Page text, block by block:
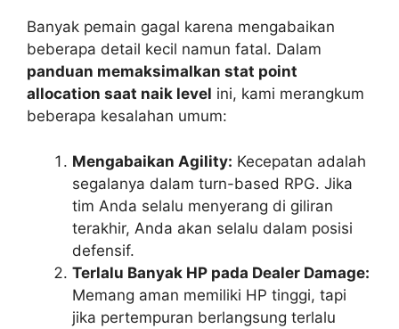
Banyak pemain gagal karena mengabaikan
beberapa detail kecil namun fatal. Dalam
panduan memaksimalkan stat point
allocation saat naik level ini, kami merangkum
beberapa kesalahan umum:
Mengabaikan Agility: Kecepatan adalah
segalanya dalam turn-based RPG. Jika
tim Anda selalu menyerang di giliran
terakhir, Anda akan selalu dalam posisi
defensif.
Terlalu Banyak HP pada Dealer Damage:
Memang aman memiliki HP tinggi, tapi
jika pertempuran berlangsung terlalu